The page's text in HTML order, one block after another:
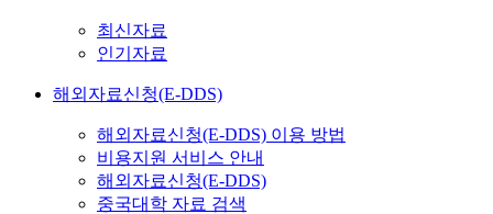
최신자료
인기자료
해외자료신청(E-DDS)
해외자료신청(E-DDS) 이용 방법
비용지원 서비스 안내
해외자료신청(E-DDS)
중국대학 자료 검색